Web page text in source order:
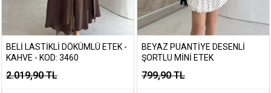
BELI LASTIKLI DÖKÜMLÜ ETEK -
KAHVE - KOD: 3460
2.019,90 TL
BEYAZ PUANTIYE DESENLI
ŞORTLU MINI ETEK
799,90 TL